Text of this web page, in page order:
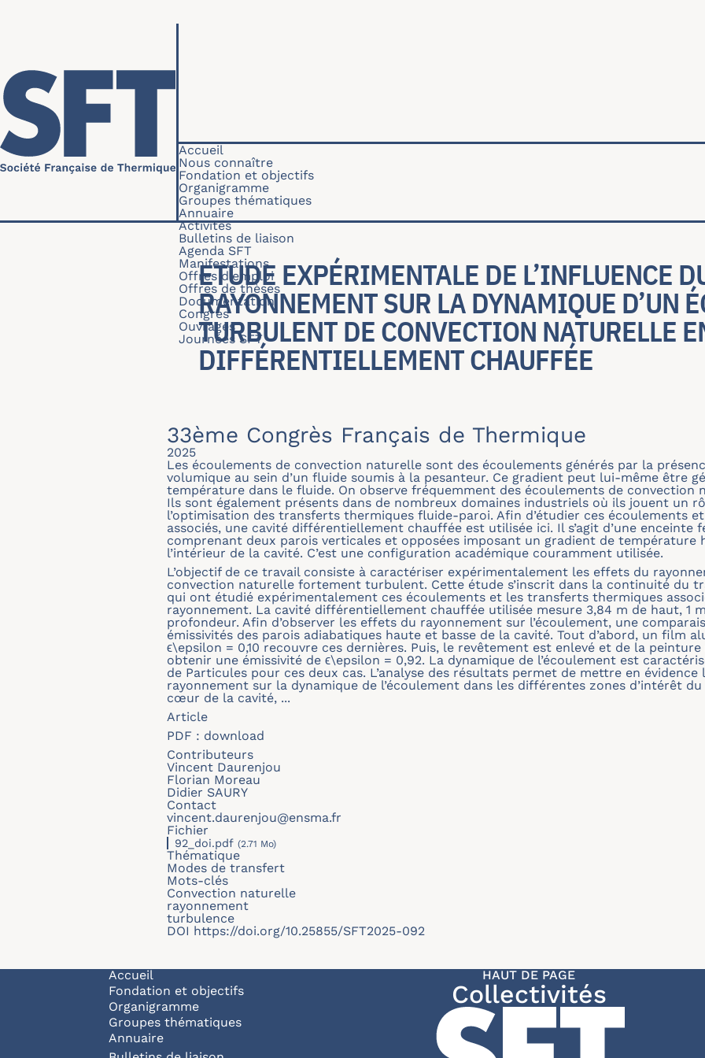
Navigation principale
Accueil
Nous connaître
Fondation et objectifs
Organigramme
Groupes thématiques
Annuaire
Activités
Bulletins de liaison
Agenda SFT
Manifestations
Offres d'emploi
Offres de thèses
Documentation
Congrès
Ouvrages
Journées SFT
ETUDE EXPÉRIMENTALE DE L’INFLUENCE
RAYONNEMENT SUR LA DYNAMIQUE D’UN
TURBULENT DE CONVECTION NATURELLE
DIFFÉRENTIELLEMENT CHAUFFÉE
33ème Congrès Français de Thermique
2025
Les écoulements de convection naturelle sont des écoulements générés par la
volumique au sein d’un fluide soumis à la pesanteur. Ce gradient peut lui-même être
température dans le fluide. On observe fréquemment des écoulements de convection
Ils sont également présents dans de nombreux domaines industriels où ils jouent un
l’optimisation des transferts thermiques fluide-paroi. Afin d’étudier ces écoulements
associés, une cavité différentiellement chauffée est utilisée ici. Il s’agit d’une enceinte
comprenant deux parois verticales et opposées imposant un gradient de température
l’intérieur de la cavité. C’est une configuration académique couramment utilisée.
L’objectif de ce travail consiste à caractériser expérimentalement les effets du
convection naturelle fortement turbulent. Cette étude s’inscrit dans la continuité du
qui ont étudié expérimentalement ces écoulements et les transferts thermiques
rayonnement. La cavité différentiellement chauffée utilisée mesure 3,84 m de haut, 1
profondeur. Afin d’observer les effets du rayonnement sur l’écoulement, une
émissivités des parois adiabatiques haute et basse de la cavité. Tout d’abord, un film
ϵ\epsilon = 0,10 recouvre ces dernières. Puis, le revêtement est enlevé et de la
obtenir une émissivité de ϵ\epsilon = 0,92. La dynamique de l’écoulement est
de Particules pour ces deux cas. L’analyse des résultats permet de mettre en
rayonnement sur la dynamique de l’écoulement dans les différentes zones d’intérêt
cœur de la cavité, ...
Article
PDF : download
Contributeurs
Vincent Daurenjou
Florian Moreau
Didier SAURY
Contact
vincent.daurenjou@ensma.fr
Fichier
92_doi.pdf (2.71 Mo)
Thématique
Modes de transfert
Mots-clés
Convection naturelle
rayonnement
turbulence
DOI https://doi.org/10.25855/SFT2025-092
Navigation principale
Accueil
Fondation et objectifs
Organigramme
Groupes thématiques
Annuaire
HAUT DE PAGE
Collectivités